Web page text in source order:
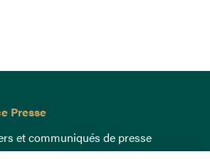
Presse
et communiqués de presse